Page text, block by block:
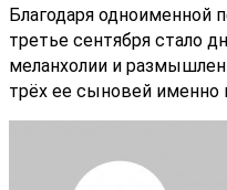
Благодаря одноименной
третье сентября стало
меланхолии и
трёх ее сыновей именно